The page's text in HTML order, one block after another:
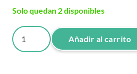
Solo quedan 2 disponibles
NISHMAN
FIBRA
Añadir al carrito